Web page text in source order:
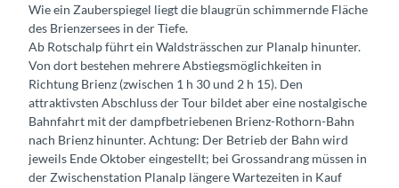
Wie ein Zauberspiegel liegt die blaugrün schimmernde Fläche
des Brienzersees in der Tiefe.
Ab Rotschalp führt ein Waldsträsschen zur Planalp hinunter.
Von dort bestehen mehrere Abstiegsmöglichkeiten in
Richtung Brienz (zwischen 1 h 30 und 2 h 15). Den
attraktivsten Abschluss der Tour bildet aber eine nostalgische
Bahnfahrt mit der dampfbetriebenen Brienz-Rothorn-Bahn
nach Brienz hinunter. Achtung: Der Betrieb der Bahn wird
jeweils Ende Oktober eingestellt; bei Grossandrang müssen in
der Zwischenstation Planalp längere Wartezeiten in Kauf